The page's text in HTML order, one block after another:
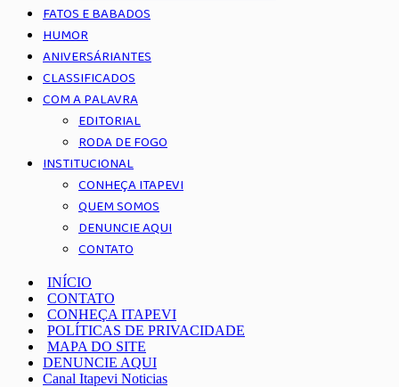
FATOS E BABADOS
HUMOR
ANIVERSÁRIANTES
CLASSIFICADOS
COM A PALAVRA
EDITORIAL
RODA DE FOGO
INSTITUCIONAL
CONHEÇA ITAPEVI
QUEM SOMOS
DENUNCIE AQUI
CONTATO
INÍCIO
CONTATO
CONHEÇA ITAPEVI
POLÍTICAS DE PRIVACIDADE
MAPA DO SITE
DENUNCIE AQUI
Canal Itapevi Noticias